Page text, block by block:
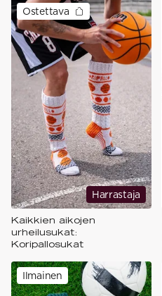
Harrastaja
Ostettava
Kaikkien aikojen
urheilusukat:
Koripallosukat
Ilmainen